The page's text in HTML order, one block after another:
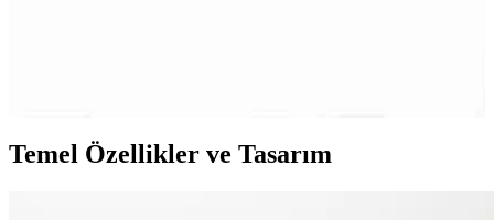
Temel Özellikler ve Tasarım